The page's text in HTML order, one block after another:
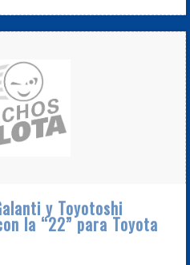
y Toyotoshi
la “22” para Toyota